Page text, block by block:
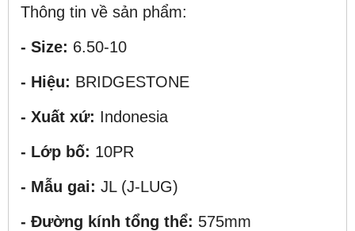
Thông tin về sản phẩm:
- Size: 6.50-10
- Hiệu: BRIDGESTONE
- Xuất xứ: Indonesia
- Lớp bố: 10PR
- Mẫu gai: JL (J-LUG)
- Đường kính tổng thể: 575mm